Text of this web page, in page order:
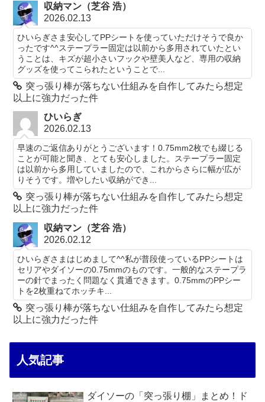
収納マン（芝谷 浩）
2026.02.13
ひいらぎさま安心してPPシートを使っていただけそうで良か
ったです^^ステープラー固定は以前から多用されていたとい
うことは、キズが超小さいフックや壁美人など、専用の収納
グッズを使ってこられたということで...
突っ張り棒が落ちない仕組みを自作してみたら想定
以上に強力だった件
ひいらぎ
2026.02.13
早速のご返信ありがとうございます！0.75mm2枚でも綴じる
ことが可能と聞き、とても安心しました。ステープラー固定
は以前から多用していましたので、これからさらに幅が広が
りそうです。増やしたい収納ができ...
突っ張り棒が落ちない仕組みを自作してみたら想定
以上に強力だった件
収納マン（芝谷 浩）
2026.02.12
ひいらぎさまはじめまして^^私が普段使っているPPシートは
セリアやダイソーの0.75mmのものです。一般的なステープラ
ーの針でまったく問題なく貫通できます。0.75mmのPPシー
トを2枚重ねてホッチキ...
突っ張り棒が落ちない仕組みを自作してみたら想定
以上に強力だった件
人気記事
ダイソーの「突っ張り棚」まとめ！ド